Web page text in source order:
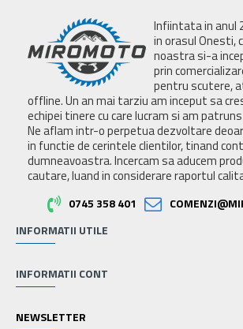
Infiintata in anul
in orasul Onesti,
noastra si-a
prin
pentru scutere,
offline. Un an mai tarziu am inceput sa
echipei tinere cu care lucram si am
Ne aflam intr-o perpetua dezvoltare
in functie de cerintele clientilor, tinand
dumneavoastra. Incercam sa aducem
cautare, luand in considerare raportul
0745 358 401
INFORMATII UTILE
INFORMATII CONT
NEWSLETTER